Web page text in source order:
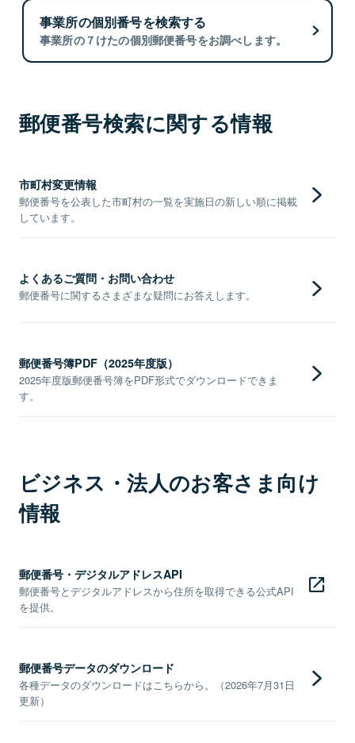
事業所の個別番号を検索する
事業所の７けたの個別郵便番号をお調べします。
郵便番号検索に関する情報
市町村変更情報
郵便番号を公表した市町村の一覧を実施日の新しい順に掲載
しています。
よくあるご質問・お問い合わせ
郵便番号に関するさまざまな疑問にお答えします。
郵便番号簿PDF（2025年度版）
2025年度版郵便番号簿をPDF形式でダウンロードできま
す。
ビジネス・法人のお客さま向け
情報
郵便番号・デジタルアドレスAPI
郵便番号とデジタルアドレスから住所を取得できる公式API
を提供。
郵便番号データのダウンロード
各種データのダウンロードはこちらから。（2026年7月31日
更新）